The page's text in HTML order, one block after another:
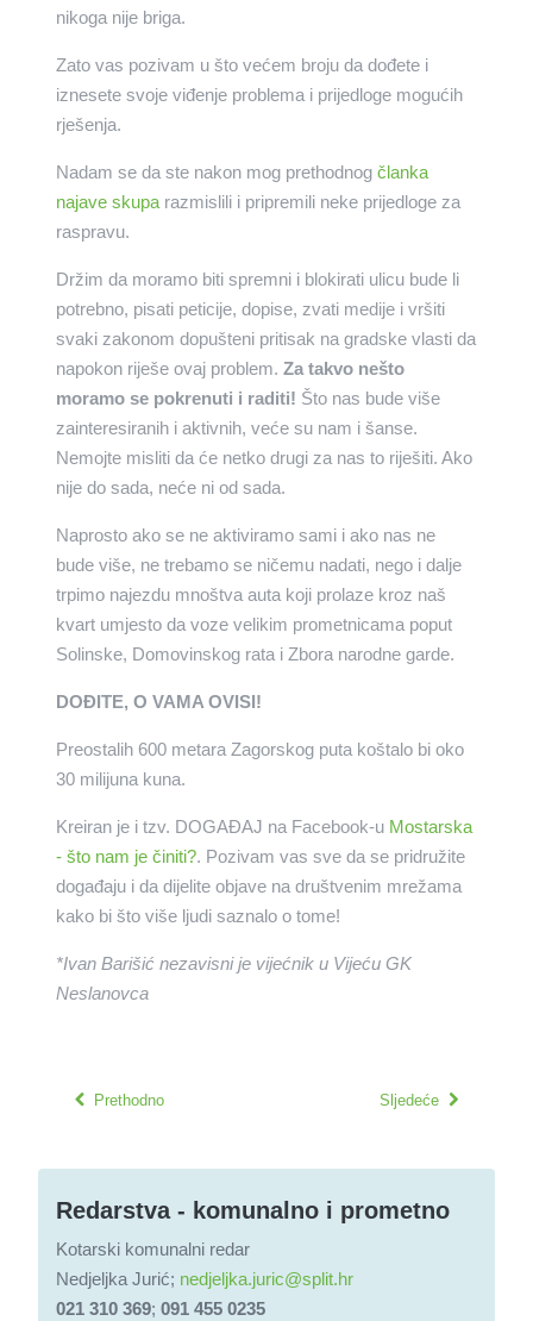
nikoga nije briga.
Zato vas pozivam u što većem broju da dođete i
iznesete svoje viđenje problema i prijedloge mogućih
rješenja.
Nadam se da ste nakon mog prethodnog članka
najave skuparazmislili i pripremili neke prijedloge za
raspravu.
Držim da moramo biti spremni i blokirati ulicu bude li
potrebno, pisati peticije, dopise, zvati medije i vršiti
svaki zakonom dopušteni pritisak na gradske vlasti da
napokon riješe ovaj problem. Za takvo nešto
moramo se pokrenuti i raditi! Što nas bude više
zainteresiranih i aktivnih, veće su nam i šanse.
Nemojte misliti da će netko drugi za nas to riješiti. Ako
nije do sada, neće ni od sada.
Naprosto ako se ne aktiviramo sami i ako nas ne
bude više, ne trebamo se ničemu nadati, nego i dalje
trpimo najezdu mnoštva auta koji prolaze kroz naš
kvart umjesto da voze velikim prometnicama poput
Solinske, Domovinskog rata i Zbora narodne garde.
DOĐITE, O VAMA OVISI!
Preostalih 600 metara Zagorskog puta koštalo bi oko
30 milijuna kuna.
Kreiran je i tzv. DOGAĐAJ na Facebook-u Mostarska
- što nam je činiti?. Pozivam vas sve da se pridružite
događaju i da dijelite objave na društvenim mrežama
kako bi što više ljudi saznalo o tome!
*Ivan Barišić nezavisni je vijećnik u Vijeću GK
Neslanovca
Prethodno Sljedeće
Redarstva - komunalno i prometno
Kotarski komunalni redar
Nedjeljka Jurić; nedjeljka.juric@split.hr
021 310 369; 091 455 0235